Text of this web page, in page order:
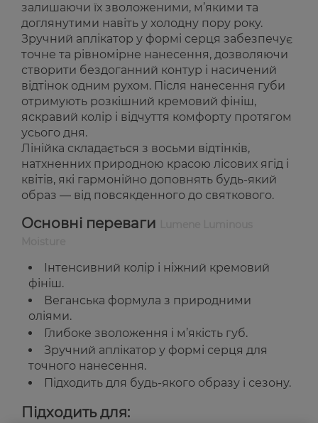
залишаючи їх зволоженими, м’якими та
доглянутими навіть у холодну пору року.
Зручний аплікатор у формі серця забезпечує
точне та рівномірне нанесення, дозволяючи
створити бездоганний контур і насичений
відтінок одним рухом. Після нанесення губи
отримують розкішний кремовий фініш,
яскравий колір і відчуття комфорту протягом
усього дня.
Лінійка складається з восьми відтінків,
натхненних природною красою лісових ягід і
квітів, які гармонійно доповнять будь-який
образ — від повсякденного до святкового.
Основні переваги
Інтенсивний колір і ніжний кремовий
фініш.
Веганська формула з природними
оліями.
Глибоке зволоження і м’якість губ.
Зручний аплікатор у формі серця для
точного нанесення.
Підходить для будь-якого образу і сезону.
Підходить для: